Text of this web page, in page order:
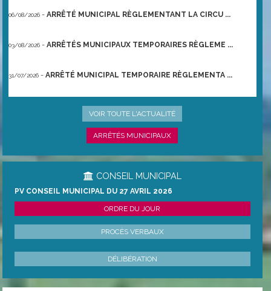
06/08/2026 -ARRÊTÉ MUNICIPAL RÈGLEMENTANT LA CIRCU ...
03/08/2026 -ARRÊTÉS MUNICIPAUX TEMPORAIRES RÈGLEME ...
31/07/2026 -ARRÊTÉ MUNICIPAL TEMPORAIRE RÈGLEMENTA ...
ARRÊTÉ PRÉFECTORAL DU 21/06/2026 TEMPO ...
VOIR TOUTE L'ACTUALITÉ
ARRÊTÉS MUNICIPAUX
CONSEIL MUNICIPAL
PV CONSEIL MUNICIPAL DU 27 AVRIL 2026
ORDRE DU JOUR
PROCÈS VERBAUX
DÉLIBÉRATION